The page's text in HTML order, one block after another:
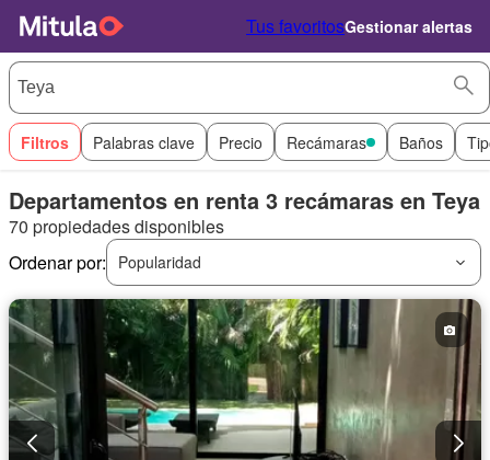
Tus favoritosGestionar alertas
Filtros Palabras clave Precio Recámaras Baños
Departamentos en renta 3 recámaras en Teya
70 propiedades disponibles
Ordenar por:
Popularidad